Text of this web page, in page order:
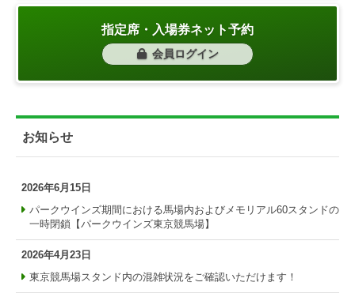
指定席・入場券ネット予約
会員ログイン
お知らせ
2026年6月15日
パークウインズ期間における馬場内およびメモリアル60スタンドの
一時閉鎖【パークウインズ東京競馬場】
2026年4月23日
東京競馬場スタンド内の混雑状況をご確認いただけます！